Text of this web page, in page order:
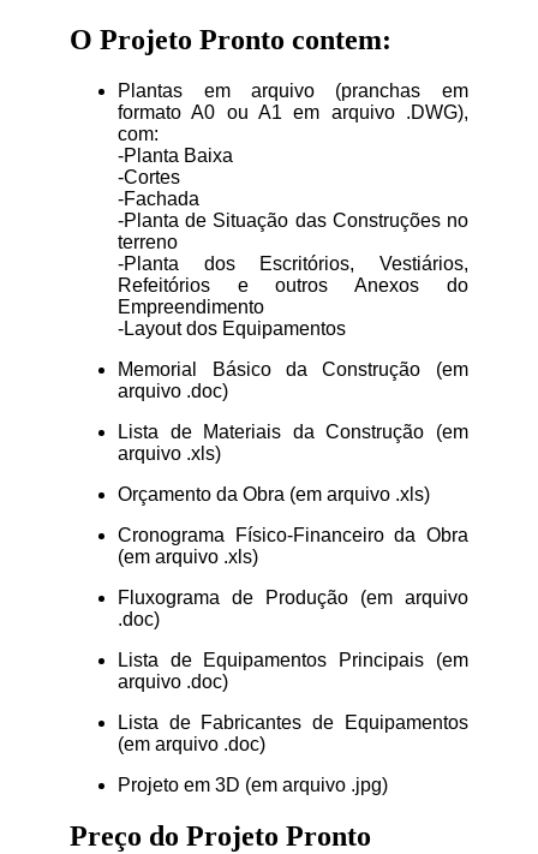
O Projeto Pronto contem:
Plantas em arquivo (pranchas em
formato A0 ou A1 em arquivo .DWG),
com:
-Planta Baixa
-Cortes
-Fachada
-Planta de Situação das Construções no
terreno
-Planta dos Escritórios, Vestiários,
Refeitórios e outros Anexos do
Empreendimento
-Layout dos Equipamentos
Memorial Básico da Construção (em
arquivo .doc)
Lista de Materiais da Construção (em
arquivo .xls)
Orçamento da Obra (em arquivo .xls)
Cronograma Físico-Financeiro da Obra
(em arquivo .xls)
Fluxograma de Produção (em arquivo
.doc)
Lista de Equipamentos Principais (em
arquivo .doc)
Lista de Fabricantes de Equipamentos
(em arquivo .doc)
Projeto em 3D (em arquivo .jpg)
Preço do Projeto Pronto